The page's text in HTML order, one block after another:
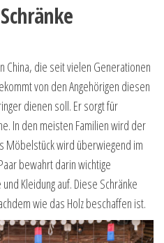
China, die seit vielen Generationen
von den Angehörigen diesen
dienen soll. Er sorgt für
In den meisten Familien wird der
Möbelstück wird überwiegend im
bewahrt darin wichtige
Kleidung auf. Diese Schränke
wie das Holz beschaffen ist.